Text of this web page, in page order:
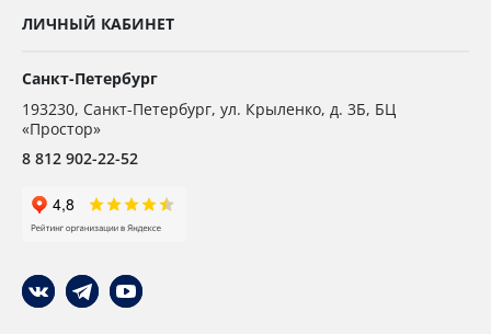
ЛИЧНЫЙ КАБИНЕТ
Санкт-Петербург
193230, Санкт-Петербург, ул. Крыленко, д. 3Б, БЦ
«Простор»
8 812 902-22-52